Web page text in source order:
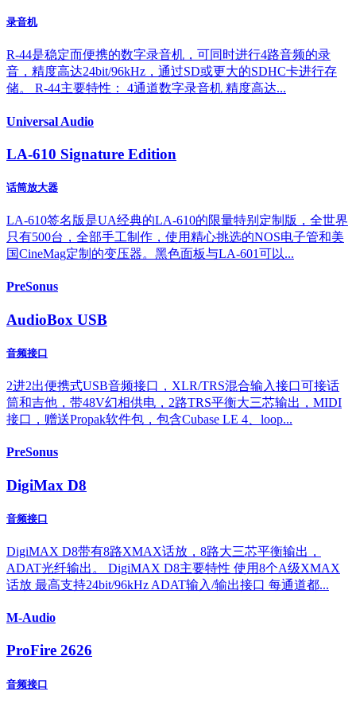
录音机
R-44是稳定而便携的数字录音机，可同时进行4路音频的录
音，精度高达24bit/96kHz，通过SD或更大的SDHC卡进行存
储。 R-44主要特性： 4通道数字录音机 精度高达...
Universal Audio
LA-610 Signature Edition
话筒放大器
LA-610签名版是UA经典的LA-610的限量特别定制版，全世界
只有500台，全部手工制作，使用精心挑选的NOS电子管和美
国CineMag定制的变压器。黑色面板与LA-601可以...
PreSonus
AudioBox USB
音频接口
2进2出便携式USB音频接口，XLR/TRS混合输入接口可接话
筒和吉他，带48V幻相供电，2路TRS平衡大三芯输出，MIDI
接口，赠送Propak软件包，包含Cubase LE 4、loop...
PreSonus
DigiMax D8
音频接口
DigiMAX D8带有8路XMAX话放，8路大三芯平衡输出，
ADAT光纤输出。 DigiMAX D8主要特性 使用8个A级XMAX
话放 最高支持24bit/96kHz ADAT输入/输出接口 每通道都...
M-Audio
ProFire 2626
音频接口